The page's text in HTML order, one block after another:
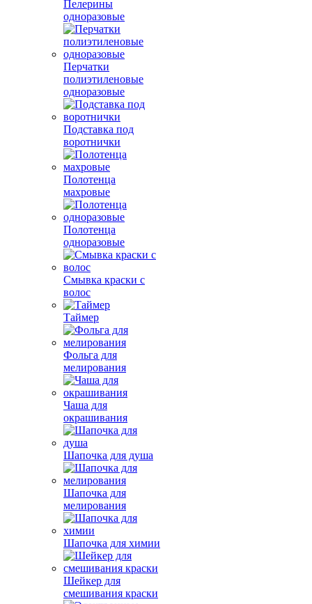
Пелерины
одноразовые
Перчатки
полиэтиленовые
одноразовые
Подставка под
воротнички
Полотенца
махровые
Полотенца
одноразовые
Смывка краски с
волос
Таймер
Фольга для
мелирования
Чаша для
окрашивания
Шапочка для душа
Шапочка для
мелирования
Шапочка для химии
Шейкер для
смешивания краски